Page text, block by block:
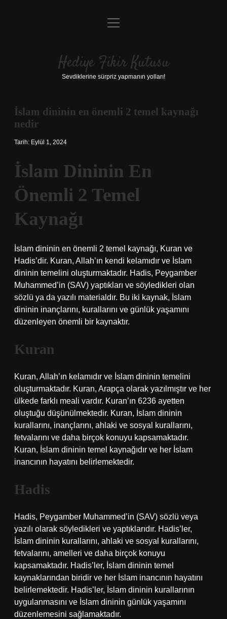
Anasayfa
Yasal Uyarı
menüyü
Hediye Fikir Kutusu
Sevdiklerine sürpriz yapmanın yolları!
İslam dininin en önemli 2 temel kaynağı
nedir
Tarih: Eylül 1, 2024
İslam Dininin En
Önemli 2 Temel
Kaynağı
İslam dininin en önemli 2 temel kaynağı, Kuran ve
Hadis’dir. Kuran, Allah’ın kendi kelamıdır ve İslam
dininin temelini oluşturmaktadır. Hadis, Peygamber
Muhammed’in (SAV) yaptıkları ve söyledikleri olan
sözlü ya da yazılı materialdır. Bu iki kaynak, İslam
dininin inançlarını, kurallarını ve günlük yaşamını
düzenleyen önemli bir kaynaktır.
Kuran
Kuran, Allah’ın kelamıdır ve İslam dininin temelini
oluşturmaktadır. Kuran, Arapça olarak yazılmıştır ve her
ülkede farklı meali vardır. Kuran’ın 6236 ayetten
oluştuğu düşünülmektedir. Kuran, İslam dininin
kurallarını, inançlarını, ahlaki ve sosyal kurallarını,
fetvalarını ve daha birçok konuyu kapsamaktadır.
Kuran, İslam dininin temel kaynağıdır ve her İslam
inancının hayatını belirlemektedir.
Hadis
Hadis, Peygamber Muhammed’in (SAV) sözlü veya
yazılı olarak söyledikleri ve yaptıklarıdır. Hadis’ler,
İslam dininin kurallarını, ahlaki ve sosyal kurallarını,
fetvalarını, amelleri ve daha birçok konuyu
kapsamaktadır. Hadis’ler, İslam dininin temel
kaynaklarından biridir ve her İslam inancının hayatını
belirlemektedir. Hadis’ler, İslam dininin kurallarının
uygulanmasını ve İslam dininin günlük yaşamını
düzenlemesini sağlamaktadır.